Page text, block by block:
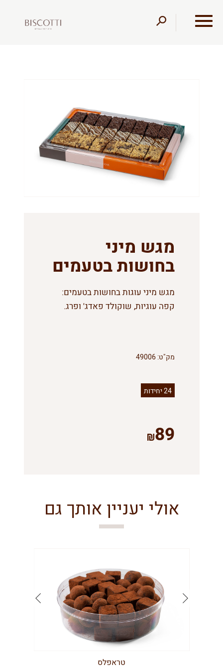
עמוד הבית עוגות וקינוחים
מגש
מגש מיני
בחושות בטעמים
מגש מיני עוגות בחושות בטעמים:
קפה עוגיות, שוקולד פאדג' ופרג.
מק"ט:49006
24 יחידות
89
אולי יעניין אותך גם
טראפלס